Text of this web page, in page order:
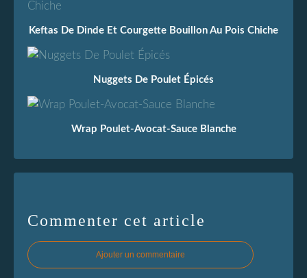
Keftas De Dinde Et Courgette Bouillon Au Pois Chiche
Nuggets De Poulet Épicés
Wrap Poulet-Avocat-Sauce Blanche
Commenter cet article
Ajouter un commentaire